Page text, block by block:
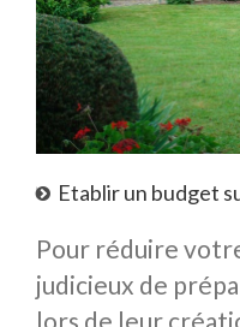
Etablir un budget
Pour réduire
judicieux de
lors de leur